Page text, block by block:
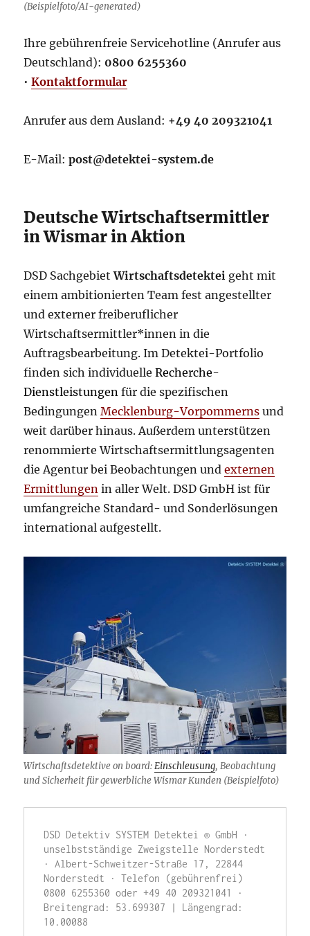
(Beispielfoto/AI-generated)
Ihre gebührenfreie Servicehotline (Anrufer aus
Deutschland): 0800 6255360
•Kontaktformular
Anrufer aus dem Ausland: +49 40 209321041
E-Mail:post@detektei-system.de
Deutsche Wirtschaftsermittler
in Wismar in Aktion
DSD SachgebietWirtschaftsdetektei geht mit
einem ambitionierten Team fest angestellter
und externer freiberuflicher
Wirtschaftsermittler*innen in die
Auftragsbearbeitung. Im Detektei-Portfolio
finden sich individuelleRecherche-
Dienstleistungen für die spezifischen
BedingungenMecklenburg-Vorpommerns und
weit darüber hinaus. Außerdem unterstützen
renommierte Wirtschaftsermittlungsagenten
die Agentur bei Beobachtungen undexternen
Ermittlungen in aller Welt. DSD GmbH ist für
umfangreiche Standard- und Sonderlösungen
international aufgestellt.
Wirtschaftsdetektive on board:Einschleusung, Beobachtung
und Sicherheit für gewerbliche Wismar Kunden (Beispielfoto)
DSD Detektiv SYSTEM Detektei ® GmbH ·
unselbstständige Zweigstelle Norderstedt
· Albert-Schweitzer-Straße 17, 22844
Norderstedt · Telefon (gebührenfrei)
0800 6255360 oder +49 40 209321041 ·
Breitengrad: 53.699307 | Längengrad:
10.00088